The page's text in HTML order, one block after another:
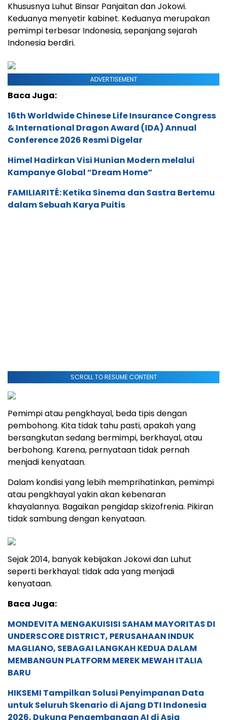
Khususnya Luhut Binsar Panjaitan dan Jokowi.
Keduanya menyetir kabinet. Keduanya merupakan
pemimpi terbesar Indonesia, sepanjang sejarah
Indonesia berdiri.
ADVERTISEMENT
Baca Juga:
16th Worldwide Chinese Life Insurance Congress
& International Dragon Award (IDA) Annual
Conference 2026 Resmi Digelar
Himel Hadirkan Visi Hunian Modern melalui
Kampanye Global “Dream Home”
FAMILIARITÉ: Ketika Sinema dan Sastra Bertemu
dalam Sebuah Karya Puitis
SCROLL TO RESUME CONTENT
Pemimpi atau pengkhayal, beda tipis dengan
pembohong. Kita tidak tahu pasti, apakah yang
bersangkutan sedang bermimpi, berkhayal, atau
berbohong. Karena, pernyataan tidak pernah
menjadi kenyataan.
Dalam kondisi yang lebih memprihatinkan, pemimpi
atau pengkhayal yakin akan kebenaran
khayalannya. Bagaikan pengidap skizofrenia. Pikiran
tidak sambung dengan kenyataan.
Sejak 2014, banyak kebijakan Jokowi dan Luhut
seperti berkhayal: tidak ada yang menjadi
kenyataan.
Baca Juga:
MONDEVITA MENGAKUISISI SAHAM MAYORITAS DI
UNDERSCORE DISTRICT, PERUSAHAAN INDUK
MAGLIANO, SEBAGAI LANGKAH KEDUA DALAM
MEMBANGUN PLATFORM MEREK MEWAH ITALIA
BARU
HIKSEMI Tampilkan Solusi Penyimpanan Data
untuk Seluruh Skenario di Ajang DTI Indonesia
2026, Dukung Pengembangan AI di Asia